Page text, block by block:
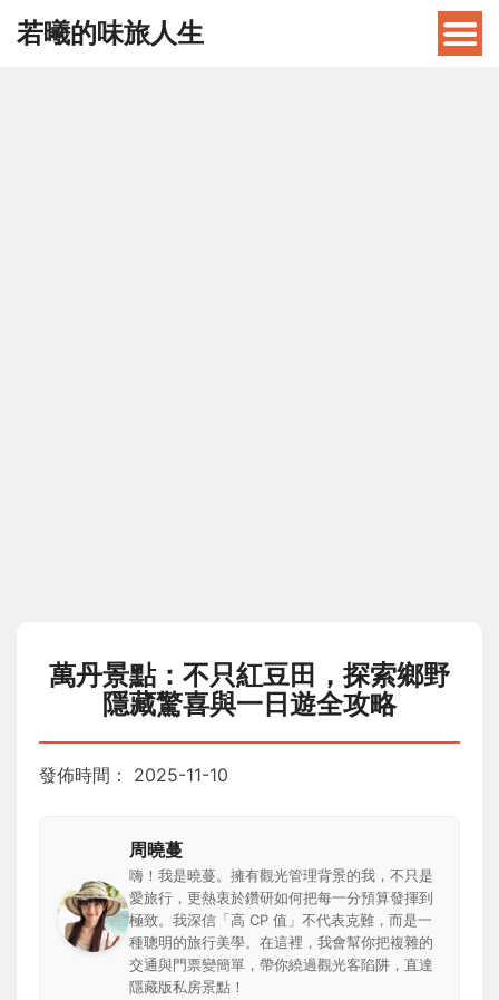
若曦的味旅人生
萬丹景點：不只紅豆田，探索鄉野
隱藏驚喜與一日遊全攻略
發佈時間： 2025-11-10
周曉蔓
嗨！我是曉蔓。擁有觀光管理背景的我，不只是
愛旅行，更熱衷於鑽研如何把每一分預算發揮到
極致。我深信「高 CP 值」不代表克難，而是一
種聰明的旅行美學。在這裡，我會幫你把複雜的
交通與門票變簡單，帶你繞過觀光客陷阱，直達
隱藏版私房景點！